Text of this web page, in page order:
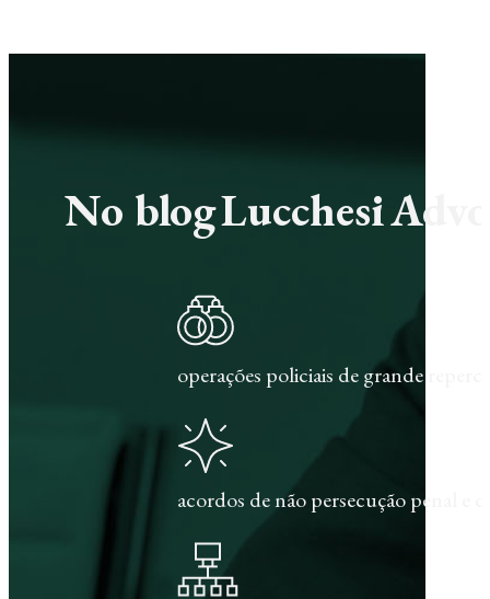
No blog Lucchesi
operações policiais de grande
acordos de não persecução penal e